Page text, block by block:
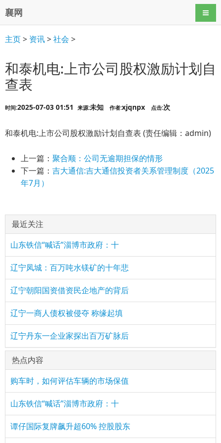
襄网 导航
主页> 资讯>社会 >
和泰机电:上市公司股权激励计划自
查表
时间:2025-07-03 01:51 来源:未知 作者:xjqnpx 点击:次
和泰机电:上市公司股权激励计划自查表 (责任编辑：admin)
上一篇： 聚合顺：公司无逾期担保的情形
下一篇： 吉大通信:吉大通信投资者关系管理制度（2025
年7月）
最近关注
山东铁信“喊话”淄博市政府：十
辽宁凤城：百万吨水镁矿的十年悲
辽宁朝阳国资借资民企地产的背后
辽宁一商人债权被侵夺 称缘起填
辽宁丹东一企业家探出百万矿脉后
热点内容
购车时，如何评估车辆的市场保值
山东铁信“喊话”淄博市政府：十
谭仔国际复牌飙升超60% 控股股东